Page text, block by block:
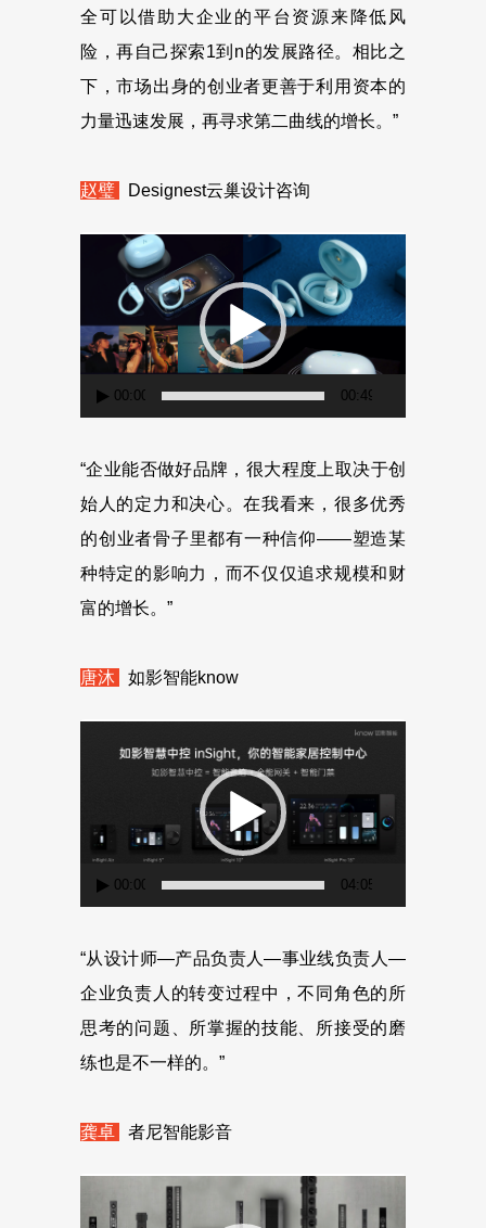
全可以借助大企业的平台资源来降低风
险，再自己探索1到n的发展路径。相比之
下，市场出身的创业者更善于利用资本的
力量迅速发展，再寻求第二曲线的增长。”
赵璧 Designest云巢设计咨询
视
频
放
器
00:00 00:49
“企业能否做好品牌，很大程度上取决于创
始人的定力和决心。在我看来，很多优秀
的创业者骨子里都有一种信仰——塑造某
种特定的影响力，而不仅仅追求规模和财
富的增长。”
唐沐 如影智能know
频
放
器
00:00 04:05
“从设计师—产品负责人—事业线负责人—
企业负责人的转变过程中，不同角色的所
思考的问题、所掌握的技能、所接受的磨
练也是不一样的。”
龚卓 者尼智能影音
频